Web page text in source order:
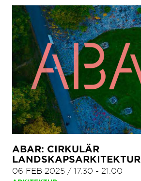
ABAR: CIRKULÄR
LANDSKAPSARKITEKTUR
06 FEB 2025 / 17.30 - 21.00